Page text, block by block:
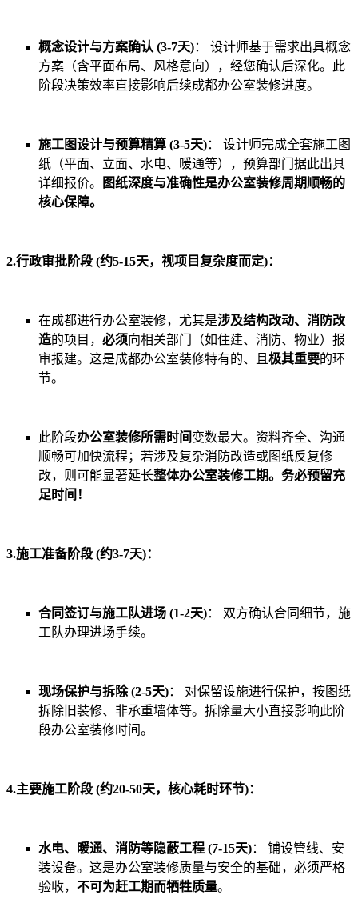
概念设计与方案确认 (3-7天)： 设计师基于需求出具概念
方案（含平面布局、风格意向），经您确认后深化。此
阶段决策效率直接影响后续成都办公室装修进度。
施工图设计与预算精算 (3-5天)： 设计师完成全套施工图
纸（平面、立面、水电、暖通等），预算部门据此出具
详细报价。
图纸深度与准确性是办公室装修周期顺畅的
核心保障。
2.行政审批阶段 (约5-15天，视项目复杂度而定)：
在成都进行办公室装修，尤其是涉及结构改动、消防改
造的项目， 必须向相关部门（如住建、消防、物业）报
审报建。这是成都办公室装修特有的、且 极其重要的环
节。
此阶段办公室装修所需时间 变数最大。资料齐全、沟通
顺畅可加快流程；若涉及复杂消防改造或图纸反复修
改，则可能显著延长整体办公室装修工期。务必预留充
足时间！
3.施工准备阶段 (约3-7天)：
合同签订与施工队进场 (1-2天)： 双方确认合同细节，施
工队办理进场手续。
现场保护与拆除 (2-5天)： 对保留设施进行保护，按图纸
拆除旧装修、非承重墙体等。拆除量大小直接影响此阶
段办公室装修时间。
4.主要施工阶段 (约20-50天，核心耗时环节)：
水电、暖通、消防等隐蔽工程 (7-15天)： 铺设管线、安
装设备。这是办公室装修质量与安全的基础，必须严格
验收， 不可为赶工期而牺牲质量。